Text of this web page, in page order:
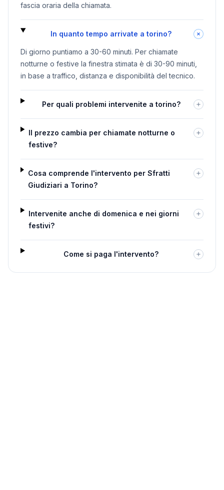
fascia oraria della chiamata.
In quanto tempo arrivate a torino?
Di giorno puntiamo a 30-60 minuti. Per chiamate
notturne o festive la finestra stimata è di 30-90 minuti,
in base a traffico, distanza e disponibilità del tecnico.
Per quali problemi intervenite a torino?
Il prezzo cambia per chiamate notturne o
festive?
Cosa comprende l'intervento per Sfratti
Giudiziari a Torino?
Intervenite anche di domenica e nei giorni
festivi?
Come si paga l'intervento?